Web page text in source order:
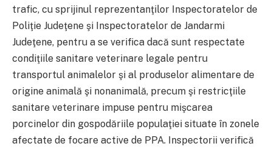
trafic, cu sprijinul reprezentanţilor Inspectoratelor de
Poliţie Judeţene şi Inspectoratelor de Jandarmi
Judeţene, pentru a se verifica dacă sunt respectate
condiţiile sanitare veterinare legale pentru
transportul animalelor şi al produselor alimentare de
origine animală şi nonanimală, precum şi restricţiile
sanitare veterinare impuse pentru mişcarea
porcinelor din gospodăriile populaţiei situate în zonele
afectate de focare active de PPA. Inspectorii verifică